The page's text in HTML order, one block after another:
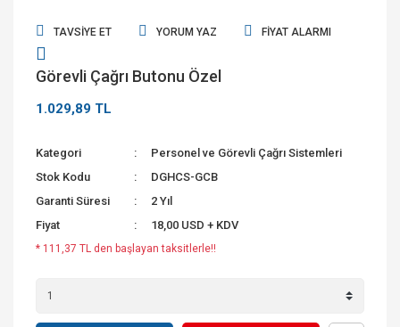
TAVSIYE ET YORUM YAZ FIYAT ALARMI
Görevli Çağrı Butonu Özel
1.029,89 TL
Kategori
Personel ve Görevli Çağrı Sistemleri
Stok Kodu
DGHCS-GCB
Garanti Süresi
2 Yıl
Fiyat
18,00 USD + KDV
* 111,37 TL den başlayan taksitlerle!!